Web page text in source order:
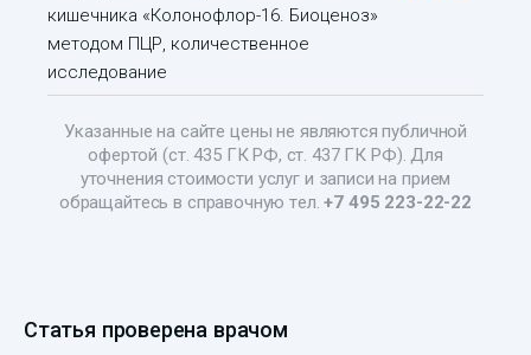
кишечника «Колонофлор-16. Биоценоз»
методом ПЦР, количественное
исследование
Указанные на сайте цены не являются публичной
офертой (ст. 435 ГК РФ, ст. 437 ГК РФ). Для
уточнения стоимости услуг и записи на прием
обращайтесь в справочную тел.+7 495 223-22-22
Статья проверена врачом